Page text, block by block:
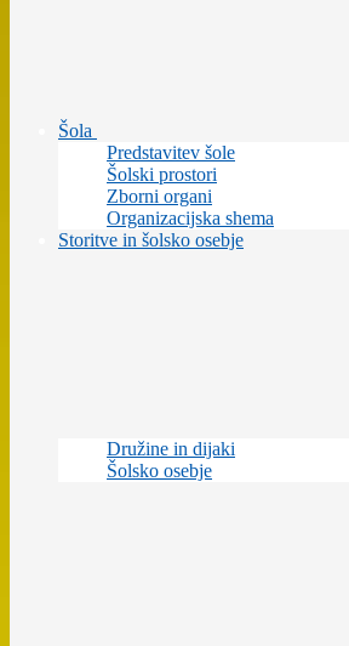
Šola
Predstavitev šole
Šolski prostori
Zborni organi
Organizacijska shema
Storitve in šolsko osebje
Družine in dijaki
Šolsko osebje